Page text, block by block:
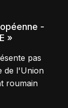
-
»
pas
de l'Union
roumain